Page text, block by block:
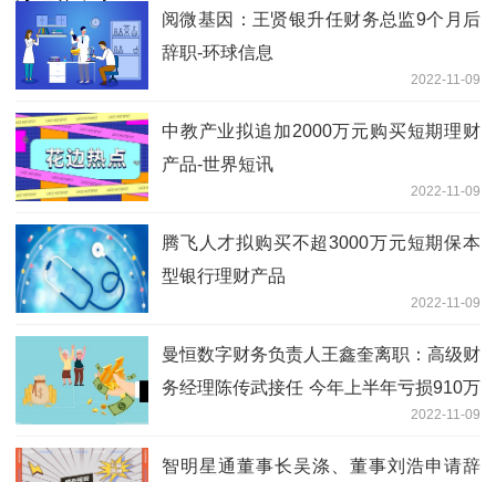
阅微基因：王贤银升任财务总监9个月后
辞职-环球信息
2022-11-09
中教产业拟追加2000万元购买短期理财
产品-世界短讯
2022-11-09
腾飞人才拟购买不超3000万元短期保本
型银行理财产品
2022-11-09
曼恒数字财务负责人王鑫奎离职：高级财
务经理陈传武接任 今年上半年亏损910万
2022-11-09
智明星通董事长吴涤、董事刘浩申请辞